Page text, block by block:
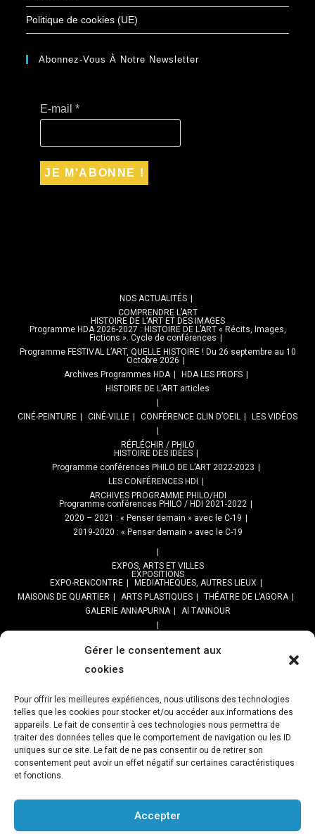
Gérer le consentement aux
cookies
Pour offrir les meilleures expériences, nous utilisons des technologies
telles que les cookies pour stocker et/ou accéder aux informations des
appareils. Le fait de consentir à ces technologies nous permettra de
traiter des données telles que le comportement de navigation ou les ID
uniques sur ce site. Le fait de ne pas consentir ou de retirer son
consentement peut avoir un effet négatif sur certaines caractéristiques
et fonctions.
Accepter
Politique de cookies (UE)
Abonnez-Vous À Notre Newsletter
E-mail*
NOS ACTUALITÉS
COMPRENDRE L’ART
HISTOIRE DE L’ART ET DES IMAGES
Programme HDA 2026-2027 : HISTOIRE DE L’ART « Récits, Images,
Fictions ». Cycle de conférences
Programme FESTIVAL L’ART, QUELLE HISTOIRE ! Du 26 septembre au 10
Octobre 2026
Archives Programmes HDA
HDA LES PROFS
HISTOIRE DE L’ART articles
CINÉ-PEINTURE CINÉ-VILLE CONFÉRENCE CLIN D’OEIL LES VIDÉOS
RÉFLÉCHIR / PHILO
HISTOIRE DES IDÉES
Programme conférences PHILO DE L’ART 2022-2023
LES CONFÉRENCES HDI
ARCHIVES PROGRAMME PHILO/HDI
Programme conférences PHILO / HDI 2021-2022
2020 – 2021 : « Penser demain » avec le C-19
2019-2020 : « Penser demain » avec le C-19
EXPOS, ARTS ET VILLES
EXPOSITIONS
EXPO-RENCONTRE
MEDIATHEQUES, AUTRES LIEUX
MAISONS DE QUARTIER
ARTS PLASTIQUES
THÉATRE DE L’AGORA
GALERIE ANNAPURNA
Al TANNOUR
PPROGRAMME DES BALADES URBAINES 2025
Programme SORTIES URBAN SKETCHER 2024-2025 :
Archives URBAN SKETCHERS ESSONNE
ATELIERS CULTURELS STREET ART JEU URBAIN « JeSuisMaVille »
L’ASSOCIATION
Gâteau d’Evry-C.
Retour sur 15 ans d’actions Préfigurations
FESTIVAL VILLES &TOILES-programme 2024